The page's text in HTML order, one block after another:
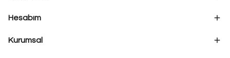
Hesabım
Kurumsal